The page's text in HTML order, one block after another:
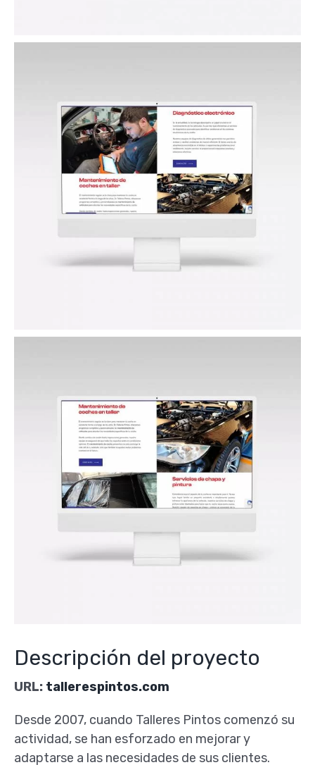
Descripción del proyecto
URL: tallerespintos.com
Desde 2007, cuando Talleres Pintos comenzó su
actividad, se han esforzado en mejorar y
adaptarse a las necesidades de sus clientes.